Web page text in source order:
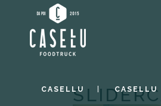
CASELLU CASELLU